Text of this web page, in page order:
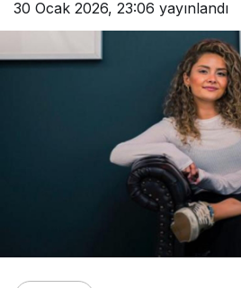
30 Ocak 2026, 23:06 yayınlandı